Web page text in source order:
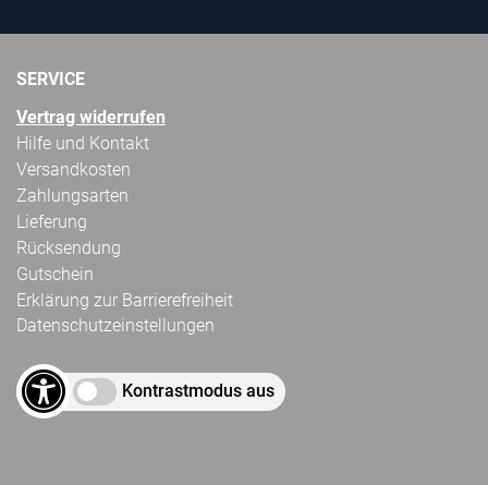
SERVICE
Vertrag widerrufen
Hilfe und Kontakt
Versandkosten
Zahlungsarten
Lieferung
Rücksendung
Gutschein
Erklärung zur Barrierefreiheit
Datenschutzeinstellungen
Kontrastmodus aus